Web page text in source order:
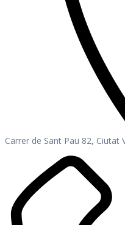
Carrer de Sant Pau 82, Ciutat